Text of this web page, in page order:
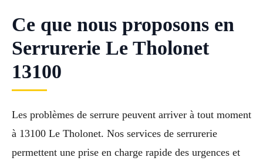
Ce que nous proposons en
Serrurerie Le Tholonet
13100
Les problèmes de serrure peuvent arriver à tout moment
à 13100 Le Tholonet. Nos services de serrurerie
permettent une prise en charge rapide des urgences et